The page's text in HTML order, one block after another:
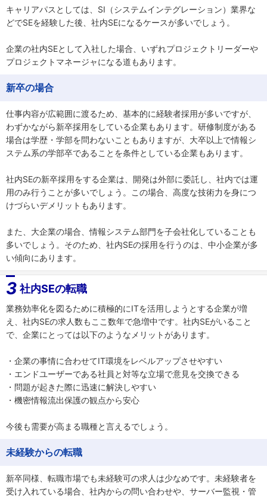
キャリアパスとしては、SI（システムインテグレーション）業界な
どでSEを経験した後、社内SEになるケースが多いでしょう。
企業の社内SEとして入社した場合、いずれプロジェクトリーダーや
プロジェクトマネージャになる道もあります。
新卒の場合
仕事内容が広範囲に渡るため、基本的に経験者採用が多いですが、
わずかながら新卒採用をしている企業もあります。研修制度がある
場合は学歴・学部を問わないこともありますが、大卒以上で情報シ
ステム系の学部卒であることを条件としている企業もあります。
社内SEの新卒採用をする企業は、開発は外部に委託し、社内では運
用のみ行うことが多いでしょう。この場合、高度な技術力を身につ
けづらいデメリットもあります。
また、大企業の場合、情報システム部門を子会社化していることも
多いでしょう。そのため、社内SEの採用を行うのは、中小企業が多
い傾向にあります。
3 社内SEの転職
業務効率化を図るために積極的にITを活用しようとする企業が増
え、社内SEの求人数もここ数年で急増中です。社内SEがいること
で、企業にとっては以下のようなメリットがあります。
・企業の事情に合わせてIT環境をレベルアップさせやすい
・エンドユーザーである社員と対等な立場で意見を交換できる
・問題が起きた際に迅速に解決しやすい
・機密情報流出保護の観点から安心
今後も需要が高まる職種と言えるでしょう。
未経験からの転職
新卒同様、転職市場でも未経験可の求人は少なめです。未経験者を
受け入れている場合、社内からの問い合わせや、サーバー監視・管